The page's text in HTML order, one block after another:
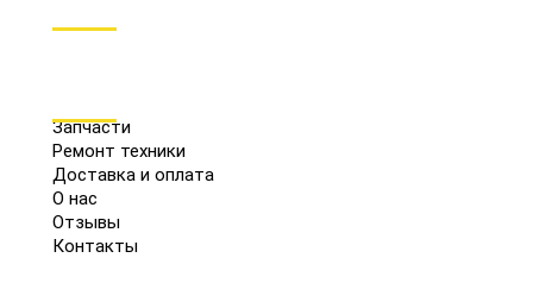
Запчасти
Ремонт техники
Доставка и оплата
О нас
Отзывы
Контакты